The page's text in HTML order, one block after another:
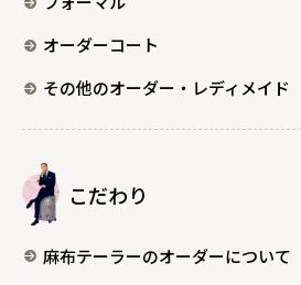
オーダーコート
その他のオーダー・レディメイド
こだわり
麻布テーラーのオーダーについて